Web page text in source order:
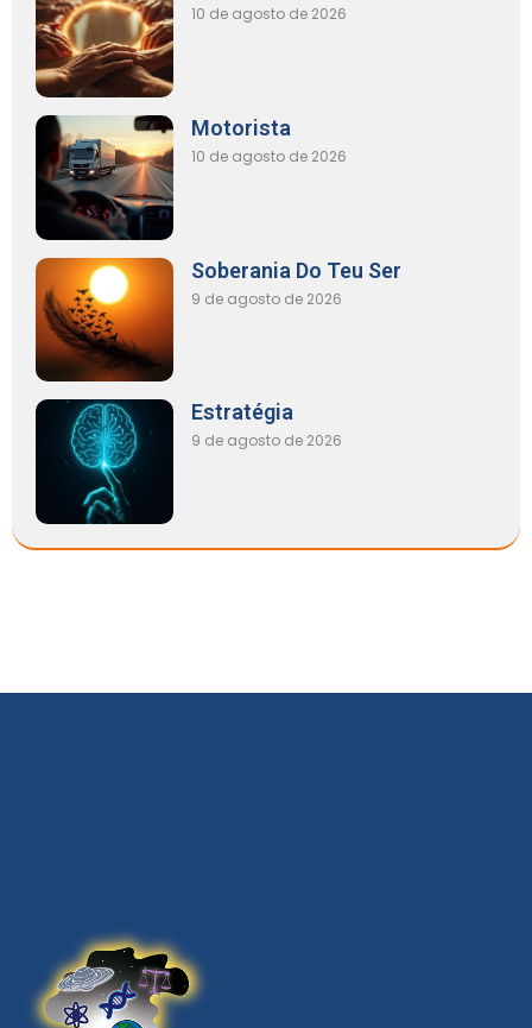
10 de agosto de 2026
Motorista
10 de agosto de 2026
Soberania Do Teu Ser
9 de agosto de 2026
Estratégia
9 de agosto de 2026